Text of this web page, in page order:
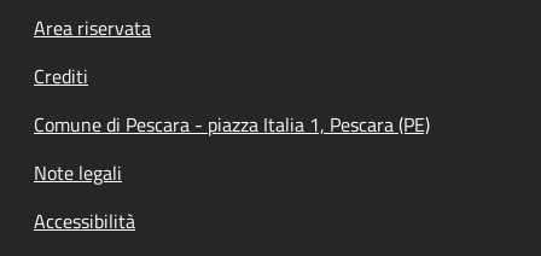
Footer menu
Area riservata
Crediti
Comune di Pescara - piazza Italia 1, Pescara (PE)
Note legali
Accessibilità